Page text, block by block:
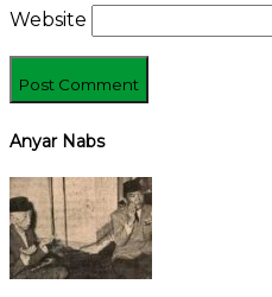
Website
Anyar Nabs